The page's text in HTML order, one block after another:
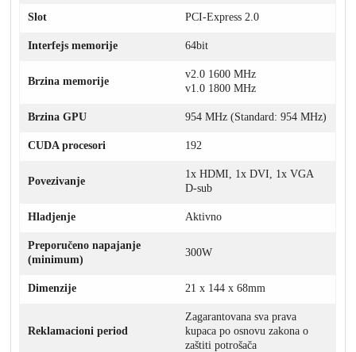
Slot PCI-Express 2.0
Interfejs memorije 64bit
Brzina memorije
v2.0 1600 MHz
v1.0 1800 MHz
Brzina GPU 954 MHz (Standard: 954 MHz)
CUDA procesori 192
Povezivanje
1x HDMI, 1x DVI, 1x VGA
D-sub
Hladjenje Aktivno
Preporučeno napajanje
(minimum)
300W
Dimenzije 21 x 144 x 68mm
Reklamacioni period
Zagarantovana sva prava
kupaca po osnovu zakona o
zaštiti potrošača